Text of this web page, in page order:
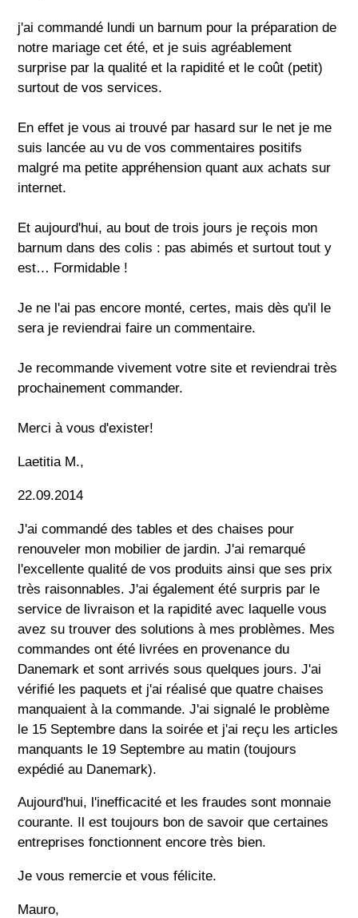
j'ai commandé lundi un barnum pour la préparation de
notre mariage cet été, et je suis agréablement
surprise par la qualité et la rapidité et le coût (petit)
surtout de vos services.
En effet je vous ai trouvé par hasard sur le net je me
suis lancée au vu de vos commentaires positifs
malgré ma petite appréhension quant aux achats sur
internet.
Et aujourd'hui, au bout de trois jours je reçois mon
barnum dans des colis : pas abimés et surtout tout y
est… Formidable !
Je ne l'ai pas encore monté, certes, mais dès qu'il le
sera je reviendrai faire un commentaire.
Je recommande vivement votre site et reviendrai très
prochainement commander.
Merci à vous d'exister!
Laetitia M.,
22.09.2014
J'ai commandé des tables et des chaises pour
renouveler mon mobilier de jardin. J'ai remarqué
l'excellente qualité de vos produits ainsi que ses prix
très raisonnables. J'ai également été surpris par le
service de livraison et la rapidité avec laquelle vous
avez su trouver des solutions à mes problèmes. Mes
commandes ont été livrées en provenance du
Danemark et sont arrivés sous quelques jours. J'ai
vérifié les paquets et j'ai réalisé que quatre chaises
manquaient à la commande. J'ai signalé le problème
le 15 Septembre dans la soirée et j'ai reçu les articles
manquants le 19 Septembre au matin (toujours
expédié au Danemark).
Aujourd'hui, l'inefficacité et les fraudes sont monnaie
courante. Il est toujours bon de savoir que certaines
entreprises fonctionnent encore très bien.
Je vous remercie et vous félicite.
Mauro,